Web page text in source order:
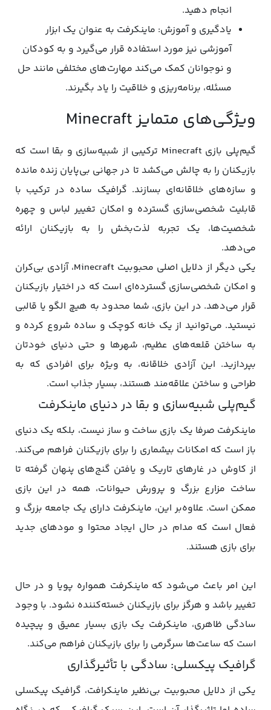
انجام دهید.
یادگیری و آموزش: ماینکرفت به عنوان یک ابزار
آموزشی نیز مورد استفاده قرار می‌گیرد و به کودکان
و نوجوانان کمک می‌کند مهارت‌های مختلفی مانند حل
مسئله، برنامه‌ریزی و خلاقیت را یاد بگیرند.
ویژگی‌های متمایز Minecraft
گیم‌پلی بازی Minecraft ترکیبی از شبیه‌سازی و بقا است که
بازیکنان را به چالش می‌کشد تا در جهانی بی‌پایان زنده مانده
و سازه‌های خلاقانه‌ای بسازند. گرافیک ساده در ترکیب با
قابلیت شخصی‌سازی گسترده و امکان تغییر لباس و چهره
شخصیت‌ها، یک تجربه لذت‌بخش را به بازیکنان ارائه
می‌دهد.
یکی دیگر از دلایل اصلی محبوبیت Minecraft، آزادی بی‌کران
و امکان شخصی‌سازی گسترده‌ای است که در اختیار بازیکنان
قرار می‌دهد. در این بازی، شما محدود به هیچ الگو یا قالبی
نیستید. می‌توانید از یک خانه کوچک و ساده شروع کرده و
به ساختن قلعه‌های عظیم، شهرها و حتی دنیای خودتان
بپردازید. این آزادی خلاقانه، به ویژه برای افرادی که به
طراحی و ساختن علاقه‌مند هستند، بسیار جذاب است.
گیم‌پلی شبیه‌سازی و بقا در دنیای ماینکرفت
ماینکرفت صرفا یک بازی ساخت و ساز نیست، بلکه یک دنیای
باز است که امکانات بیشماری را برای بازیکنان فراهم می‌کند.
از کاوش در غارهای تاریک و یافتن گنج‌های پنهان گرفته تا
ساخت مزارع بزرگ و پرورش حیوانات، همه در این بازی
ممکن است. علاوه‌بر این، ماینکرفت دارای یک جامعه بزرگ و
فعال است که مدام در حال ایجاد محتوا و مودهای جدید
برای بازی هستند.
این امر باعث می‌شود که ماینکرفت همواره پویا و در حال
تغییر باشد و هرگز برای بازیکنان خسته‌کننده نشود. با وجود
سادگی ظاهری، ماینکرفت یک بازی بسیار عمیق و پیچیده
است که ساعت‌ها سرگرمی را برای بازیکنان فراهم می‌کند.
گرافیک پیکسلی: سادگی با تأثیرگذاری
یکی از دلایل محبوبیت بی‌نظیر ماینکرافت، گرافیک پیکسلی